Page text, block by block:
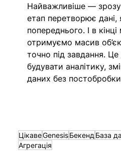
Найважливіше —
етап перетворює дані,
попереднього. І в
отримуємо масив
точно під завдання.
будувати аналітику,
даних без
ЦікавеGenesisБекенд База
Агрегація